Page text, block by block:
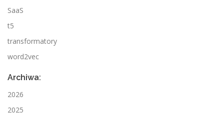
SaaS
t5
transformatory
word2vec
Archiwa:
2026
2025